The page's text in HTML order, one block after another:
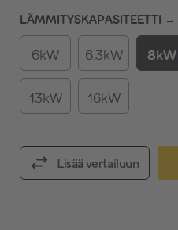
LÄMMITYSKAPASITEETTI →
6kW 6.3kW 8kW
13kW 16kW
Lisää vertailuun